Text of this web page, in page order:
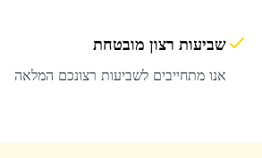
שביעות רצון מובטחת
אנו מתחייבים לשביעות רצונכם המלאה